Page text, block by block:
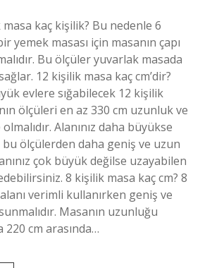
kaç kişilik? Bu nedenle 6
yemek masası için masanın çapı
Bu ölçüler yuvarlak masada
12 kişilik masa kaç cm’dir?
evlere sığabilecek 12 kişilik
ölçüleri en az 330 cm uzunluk ve
Alanınız daha büyükse
bu ölçülerden daha geniş ve uzun
çok büyük değilse uzayabilen
8 kişilik masa kaç cm? 8
verimli kullanırken geniş ve
Masanın uzunluğu
cm arasında…